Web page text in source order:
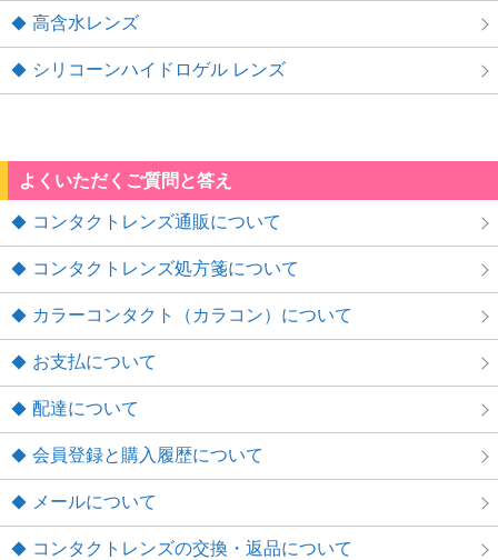
高含水レンズ
シリコーンハイドロゲル レンズ
よくいただくご質問と答え
コンタクトレンズ通販について
コンタクトレンズ処方箋について
カラーコンタクト（カラコン）について
お支払について
配達について
会員登録と購入履歴について
メールについて
コンタクトレンズの交換・返品について